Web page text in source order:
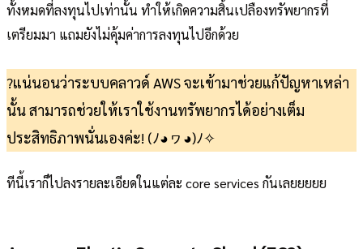
ทั้งหมดที่ลงทุนไปเท่านั้น ทำให้เกิดความสิ้นเปลืองทรัพยากรที่
เตรียมมา แถมยังไม่คุ้มค่าการลงทุนไปอีกด้วย
?แน่นอนว่าระบบคลาวด์ AWS จะเข้ามาช่วยแก้ปัญหาเหล่า
นั้น สามารถช่วยให้เราใช้งานทรัพยากรได้อย่างเต็ม
ประสิทธิภาพนั่นเองค่ะ! (ﾉ◕ヮ◕)ﾉ✧
ทีนี้เราก็ไปลงรายละเอียดในแต่ละ core services กันเลยยยยย